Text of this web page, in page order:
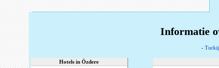
Informatie
-
Hotels in Özdere